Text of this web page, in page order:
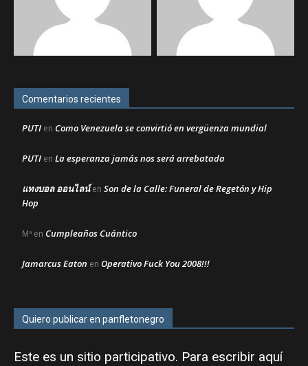
Comentarios recientes
PUTI en Como Venezuela se convirtió en vergüenza mundial
PUTI en La esperanza jamás nos será arrebatada
แทงบอล ออนไลน์en Son de la Calle: Funeral de Regetón y Hip
Hop
Mª en Cumpleaños Cuántico
Jamarcus Eaton en Operativo Fuck You 2008!!!
Quiero publicar en panfletonegro
Este es un sitio participativo. Para escribir aquí